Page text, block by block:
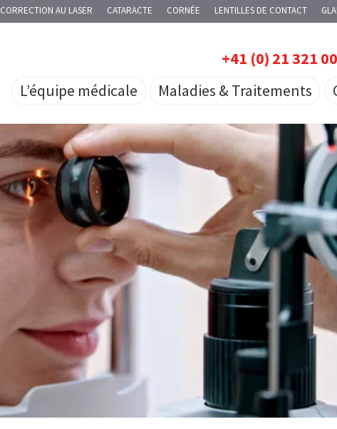
CORRECTION AU LASER CATARACTE CORNÉE LENTILLES DE CONTACT
+41 (0) 21 321
L’équipe médicale
Maladies & Traitements